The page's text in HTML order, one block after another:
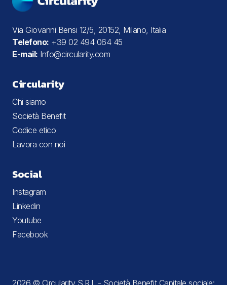
Via Giovanni Bensi 12/5, 20152, Milano, Italia
Telefono: +39 02 494 064 45
E-mail: Info@circularity.com
Circularity
Chi siamo
Società Benefit
Codice etico
Lavora con noi
Social
Instagram
Linkedin
Youtube
Facebook